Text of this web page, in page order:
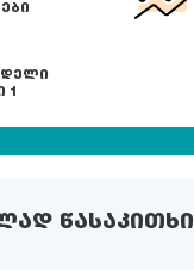
1
ᲬᲐᲡᲐᲙᲘᲗᲮᲘ